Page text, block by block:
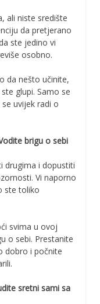
ali niste središte
da pretjerano
ste jedino vi
osobno.
da nešto učinite,
glupi. Samo se
uvijek radi o
brigu o sebi
drugima i dopustiti
Vi naporno
ste toliko
svima u ovoj
o sebi. Prestanite
dobro i počnite
sretni sami sa